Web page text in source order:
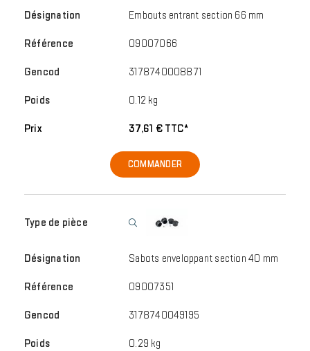
Embouts entrant section 66 mm
09007066
3178740008871
0.12 kg
37,61 € TTC*
COMMANDER
Sabots enveloppant section 40 mm
09007351
3178740049195
0.29 kg